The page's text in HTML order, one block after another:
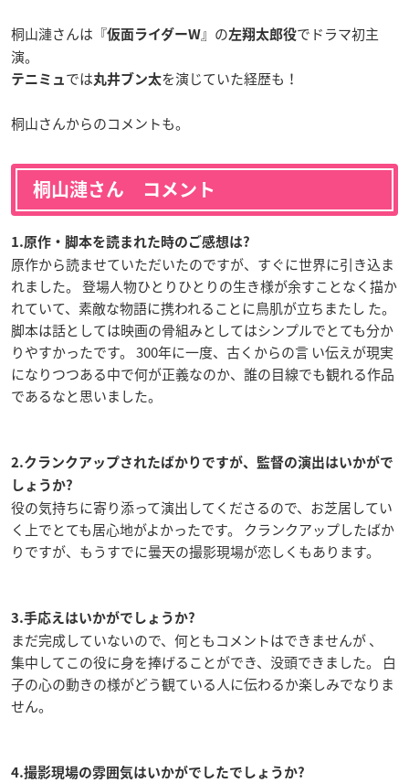
桐山漣さんは『仮面ライダーW』の左翔太郎役でドラマ初主
演。
テニミュ では丸井ブン太を演じていた経歴も！
桐山さんからのコメントも。
桐山漣さん コメント
1.原作・脚本を読まれた時のご感想は?
原作から読ませていただいたのですが、すぐに世界に引き込ま
れました。 登場人物ひとりひとりの生き様が余すことなく描か
れていて、素敵な物語に携われることに鳥肌が立ちまたし た。
脚本は話としては映画の骨組みとしてはシンプルでとても分か
りやすかったです。 300年に一度、古くからの言 い伝えが現実
になりつつある中で何が正義なのか、誰の目線でも観れる作品
であるなと思いました。
2.クランクアップされたばかりですが、監督の演出はいかがで
しょうか?
役の気持ちに寄り添って演出してくださるので、お芝居してい
く上でとても居心地がよかったです。 クランクアップしたばか
りですが、もうすでに曇天の撮影現場が恋しくもあります。
3.手応えはいかがでしょうか?
まだ完成していないので、何ともコメントはできませんが 、
集中してこの役に身を捧げることができ、没頭できました。 白
子の心の動きの様がどう観ている人に伝わるか楽しみでなりま
せん。
4.撮影現場の雰囲気はいかがでしたでしょうか?